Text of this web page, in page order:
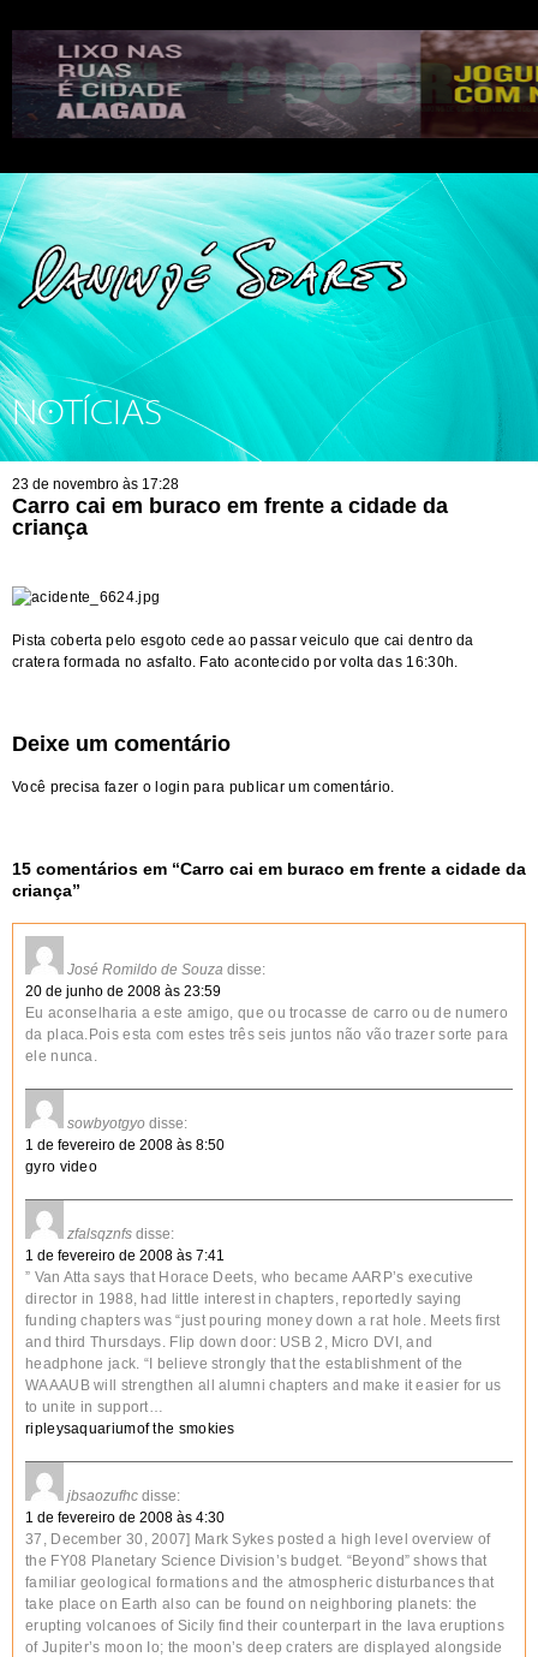
NOTÍCIAS
23 de novembro às 17:28
Carro cai em buraco em frente a cidade da
criança
Pista coberta pelo esgoto cede ao passar veiculo que cai dentro da
cratera formada no asfalto. Fato acontecido por volta das 16:30h.
Deixe um comentário
Você precisa fazer o login para publicar um comentário.
15 comentários em “Carro cai em buraco em frente a cidade da
criança”
José Romildo de Souza disse:
20 de junho de 2008 às 23:59
Eu aconselharia a este amigo, que ou trocasse de carro ou de numero
da placa.Pois esta com estes três seis juntos não vão trazer sorte para
ele nunca.
sowbyotgyo disse:
1 de fevereiro de 2008 às 8:50
gyro video
zfalsqznfs disse:
1 de fevereiro de 2008 às 7:41
” Van Atta says that Horace Deets, who became AARP’s executive
director in 1988, had little interest in chapters, reportedly saying
funding chapters was “just pouring money down a rat hole. Meets first
and third Thursdays. Flip down door: USB 2, Micro DVI, and
headphone jack. “I believe strongly that the establishment of the
WAAAUB will strengthen all alumni chapters and make it easier for us
to unite in support…
ripleysaquariumof the smokies
jbsaozufhc disse:
1 de fevereiro de 2008 às 4:30
37, December 30, 2007] Mark Sykes posted a high level overview of
the FY08 Planetary Science Division’s budget. “Beyond” shows that
familiar geological formations and the atmospheric disturbances that
take place on Earth also can be found on neighboring planets: the
erupting volcanoes of Sicily find their counterpart in the lava eruptions
of Jupiter’s moon Io; the moon’s deep craters are displayed alongside